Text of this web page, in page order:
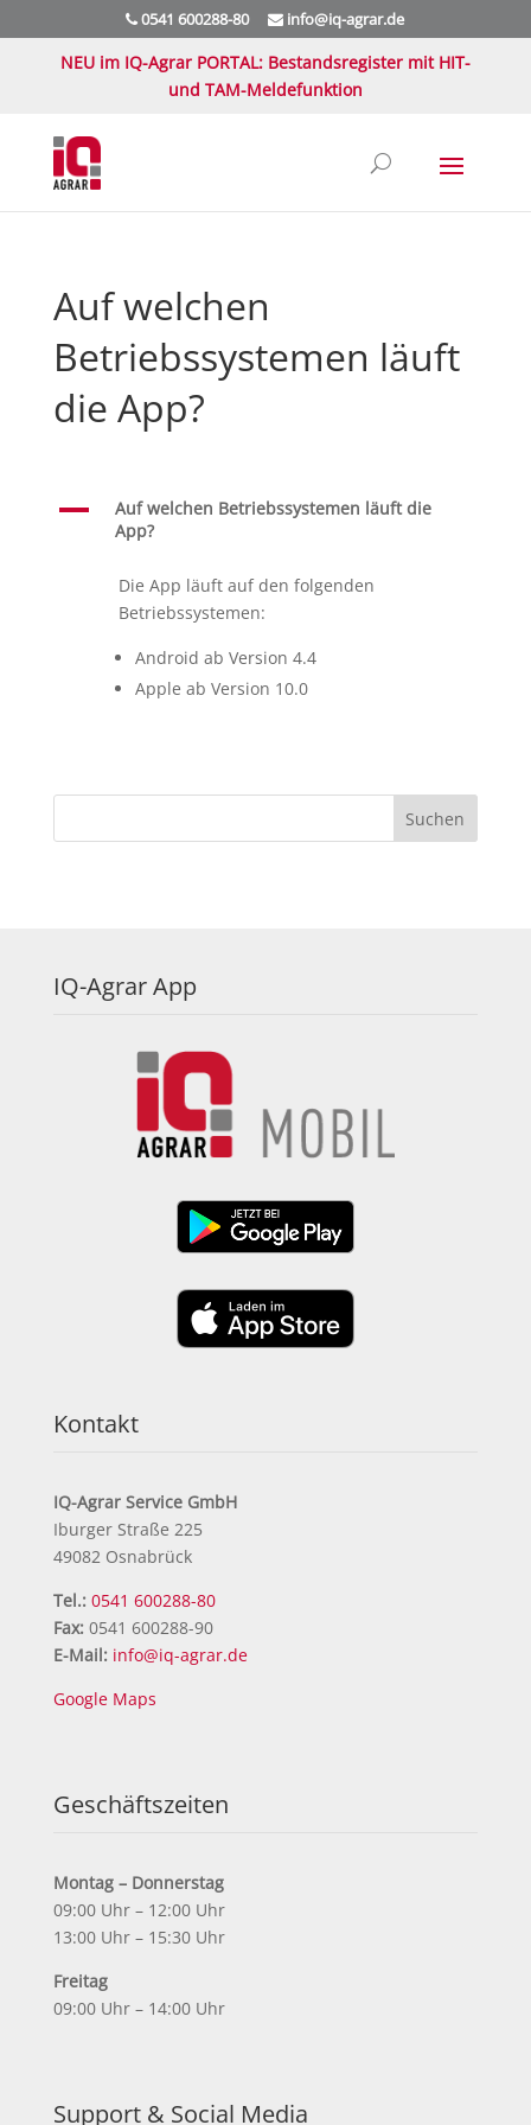
0541 600288-80 info@iq-agrar.de
NEU im IQ-Agrar PORTAL: Bestandsregister mit HIT-
und TAM-Meldefunktion
Auf welchen
Betriebssystemen läuft
die App?
A
Auf welchen Betriebssystemen läuft die
App?
Die App läuft auf den folgenden
Betriebssystemen:
Android ab Version 4.4
Apple ab Version 10.0
IQ-Agrar App
Kontakt
IQ-Agrar Service GmbH
Iburger Straße 225
49082 Osnabrück
Tel.: 0541 600288-80
Fax:0541 600288-90
E-Mail: info@iq-agrar.de
Google Maps
Geschäftszeiten
Montag – Donnerstag
09:00 Uhr – 12:00 Uhr
13:00 Uhr – 15:30 Uhr
Freitag
09:00 Uhr – 14:00 Uhr
Support & Social Media